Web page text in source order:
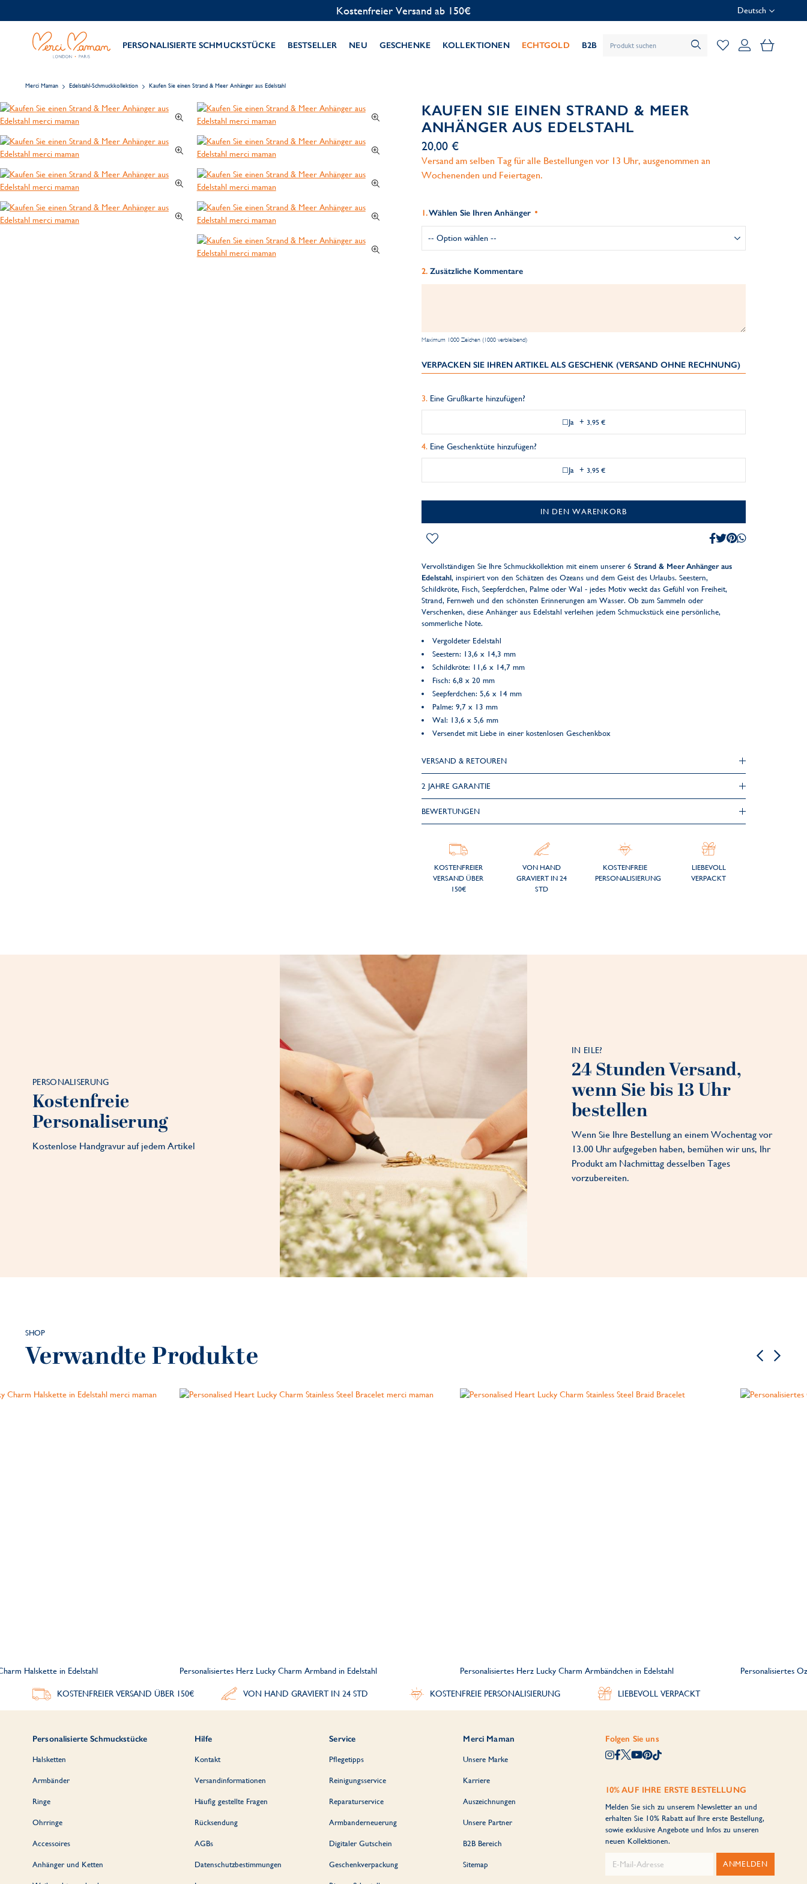
Kostenlose Personalisierung Deutsch
PERSONALISIERTE SCHMUCKSTÜCKE BESTSELLER NEU GESCHENKE KOLLEKTIONEN ECHTGOLD B2B Mein
Merci Maman Edelstahl-Schmuckkollektion Kaufen Sie einen Strand & Meer Anhänger aus Edelstahl
KAUFEN SIE EINEN STRAND & MEER
ANHÄNGER AUS EDELSTAHL
20,00 €
Versand am selben Tag für alle Bestellungen vor 13 Uhr, ausgenommen an
Wochenenden und Feiertagen.
Wählen Sie Ihren Anhänger
Zusätzliche Kommentare
Maximum 1000 Zeichen (1000 verbleibend)
VERPACKEN SIE IHREN ARTIKEL ALS GESCHENK (VERSAND OHNE RECHNUNG)
Eine Grußkarte hinzufügen?
Ja + 3,95 €
Eine Geschenktüte hinzufügen?
Ja + 3,95 €
IN DEN WARENKORB
Vervollständigen Sie Ihre Schmuckkollektion mit einem unserer 6 Strand & Meer Anhänger aus
Edelstahl, inspiriert von den Schätzen des Ozeans und dem Geist des Urlaubs. Seestern,
Schildkröte, Fisch, Seepferdchen, Palme oder Wal - jedes Motiv weckt das Gefühl von Freiheit,
Strand, Fernweh und den schönsten Erinnerungen am Wasser. Ob zum Sammeln oder
Verschenken, diese Anhänger aus Edelstahl verleihen jedem Schmuckstück eine persönliche,
sommerliche Note.
Vergoldeter Edelstahl
Seestern: 13,6 x 14,3 mm
Schildkröte: 11,6 x 14,7 mm
Fisch: 6,8 x 20 mm
Seepferdchen: 5,6 x 14 mm
Palme: 9,7 x 13 mm
Wal: 13,6 x 5,6 mm
Versendet mit Liebe in einer kostenlosen Geschenkbox
VERSAND & RETOUREN
2 JAHRE GARANTIE
BEWERTUNGEN
KOSTENFREIER
VERSAND ÜBER
150€
VON HAND
GRAVIERT IN 24
STD
KOSTENFREIE
PERSONALISIERUNG
LIEBEVOLL
VERPACKT
PERSONALISERUNG
Kostenfreie
Personaliserung
Kostenlose Handgravur auf jedem Artikel
IN EILE?
24 Stunden Versand,
wenn Sie bis 13 Uhr
bestellen
Wenn Sie Ihre Bestellung an einem Wochentag vor
13.00 Uhr aufgegeben haben, bemühen wir uns, Ihr
Produkt am Nachmittag desselben Tages
vorzubereiten.
SHOP
Verwandte Produkte
Halskette in Edelstahl Personalisiertes Herz Lucky Charm Armband in Edelstahl Personalisiertes Herz Lucky Charm Armbändchen in Edelstahl Personalisiertes
KOSTENFREIER VERSAND ÜBER 150€ VON HAND GRAVIERT IN 24 STD KOSTENFREIE PERSONALISIERUNG LIEBEVOLL VERPACKT
Personalisierte Schmuckstücke
Halsketten
Armbänder
Ringe
Ohrringe
Accessoires
Anhänger und Ketten
Hilfe
Kontakt
Versandinformationen
Häufig gestellte Fragen
Rücksendung
AGBs
Datenschutzbestimmungen
Service
Pflegetipps
Reinigungsservice
Reparaturservice
Armbanderneuerung
Digitaler Gutschein
Geschenkverpackung
Merci Maman
Unsere Marke
Karriere
Auszeichnungen
Unsere Partner
B2B Bereich
Sitemap
Folgen Sie uns
10% AUF IHRE ERSTE BESTELLUNG
Melden Sie sich zu unserem Newsletter an und
erhalten Sie 10% Rabatt auf Ihre erste Bestellung,
sowie exklusive Angebote und Infos zu unseren
neuen Kollektionen.
ANMELDEN